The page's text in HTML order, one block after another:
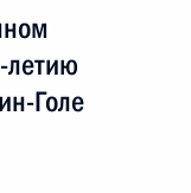
Голе